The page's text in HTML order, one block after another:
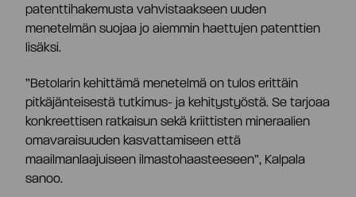
Sisäpiirihallinto
Tiedonantopolitiikka
Tilintarkastaja
Hyväksytty neuvonantaja
patenttihakemusta vahvistaakseen uuden
menetelmän suojaa jo aiemmin haettujen patenttien
lisäksi.
”Betolarin kehittämä menetelmä on tulos erittäin
pitkäjänteisestä tutkimus- ja kehitystyöstä. Se tarjoaa
konkreettisen ratkaisun sekä kriittisten mineraalien
omavaraisuuden kasvattamiseen että
maailmanlaajuiseen ilmastohaasteeseen”, Kalpala
sanoo.